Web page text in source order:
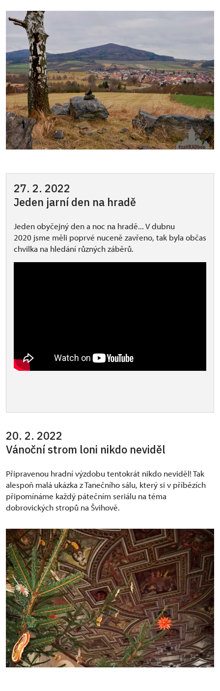
27. 2. 2022
Jeden jarní den na hradě
Jeden obyčejný den a noc na hradě... V dubnu
2020 jsme měli poprvé nuceně zavřeno, tak byla občas
chvilka na hledání různých záběrů.
20. 2. 2022
Vánoční strom loni nikdo neviděl
Připravenou hradní výzdobu tentokrát nikdo neviděl! Tak
alespoň malá ukázka z Tanečního sálu, který si v příbězích
připomínáme každý pátečním seriálu na téma
dobrovických stropů na Švihově.